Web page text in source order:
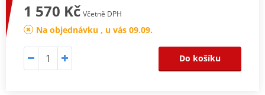
1 570 Kč Včetně DPH
Na objednávku , u vás 09.09.
Do košíku